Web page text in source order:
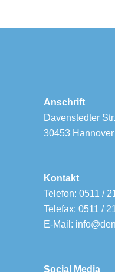
Anschrift
Davenstedter
30453 Hannover
Kontakt
Telefon: 0511 /
Telefax: 0511 /
E-Mail:
Social Media